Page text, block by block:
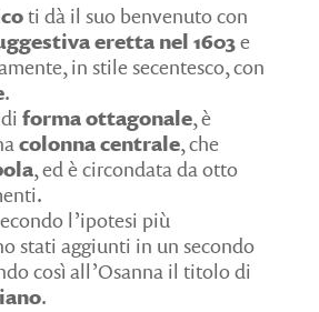
ti dà il suo benvenuto con
eretta nel 1603e
in stile secentesco, con
.
forma ottagonale, è
colonna centrale, che
, ed è circondata da otto
l’ipotesi più
stati aggiunti in un secondo
così all’Osanna il titolo di
.